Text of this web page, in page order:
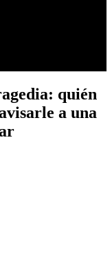
quién
a una